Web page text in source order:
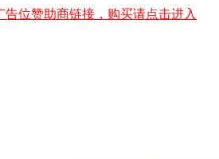
告位赞助商链接，购买请点击进入